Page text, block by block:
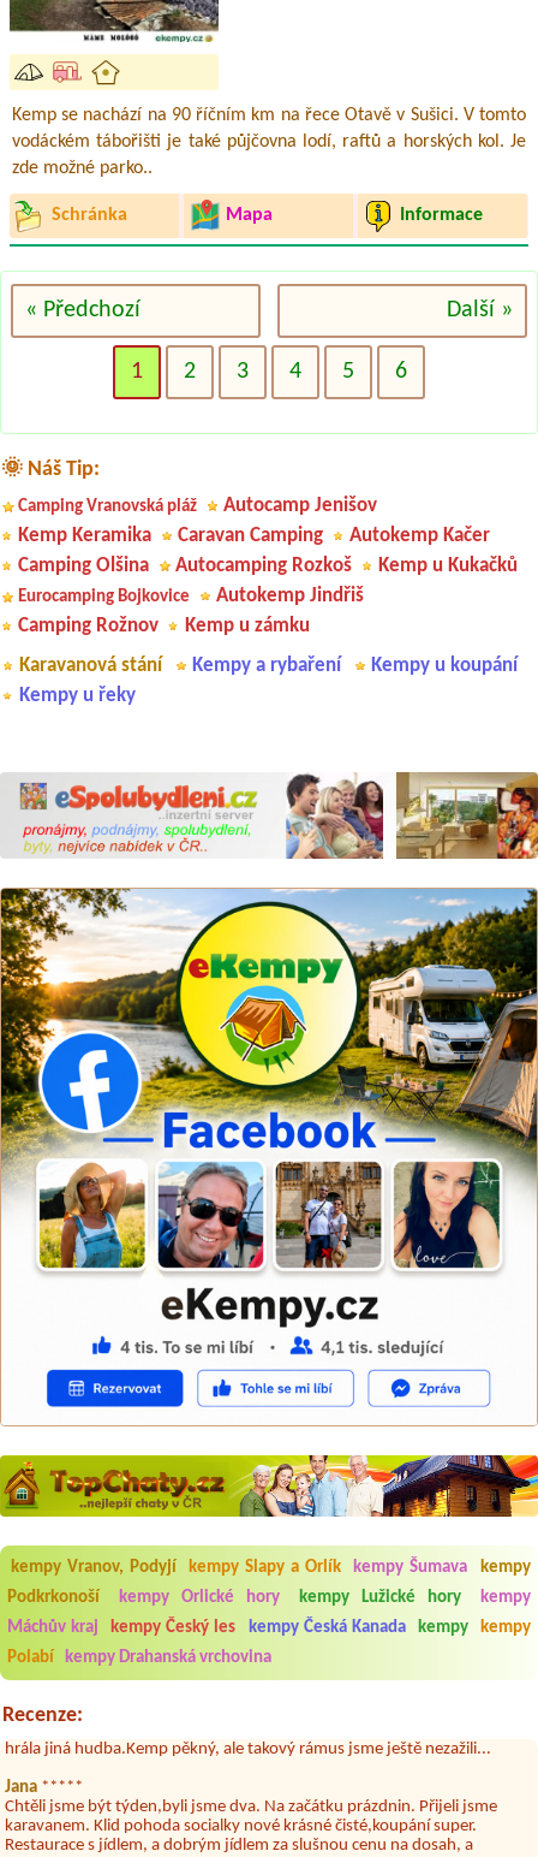
Kemp se nachází na 90 říčním km na řece Otavě v Sušici. V tomto
vodáckém tábořišti je také půjčovna lodí, raftů a horských kol. Je
zde možné parko..
Schránka Mapa Informace
« Předchozí Další »
1 2 3 4 5 6
🌞 Náš Tip:
Camping Vranovská pláž
Autocamp Jenišov
Kemp Keramika
Caravan Camping
Autokemp Kačer
Camping Olšina
Autocamping Rozkoš Kemp u Kukačků
Eurocamping Bojkovice
Autokemp Jindřiš
Camping Rožnov
Kemp u zámku
Karavanová stání
Kempy a rybaření
Kempy u koupání
Kempy u řeky
kempy Vranov, Podyjí kempy Slapy a Orlík kempy Šumava
kempy
Podkrkonoší
kempy Orlické hory kempy Lužické hory
kempy
Máchův kraj
kempy Český les kempy Česká Kanada kempy
kempy
Polabí
kempy Drahanská vrchovina
Recenze:
Aneta Melicharová***
Byli jsme zde v týdnu od 25.7. do 1.8. 2026. Kemp jako takový je pěkný.
V umývárně i na WC bylo vždy čisto, doplněný papír i utěrky, což při
množství návštěvníků není samozřejmost. V kempu je obchod a
restaurace, kebab a další občerstvení. Co nás ale velice zklamalo byl
ubytovaných. Přes den jsem si připadala jak na pouti- z každého koutu
hrála jiná hudba.Kemp pěkný, ale takový rámus jsme ještě nezažili...
Jana
*****
Chtěli jsme být týden,byli jsme dva. Na začátku prázdnin. Přijeli jsme
karavanem. Klid pohoda socialky nové krásné čisté,koupání super.
Restaurace s jídlem, a dobrým jídlem za slušnou cenu na dosah, a